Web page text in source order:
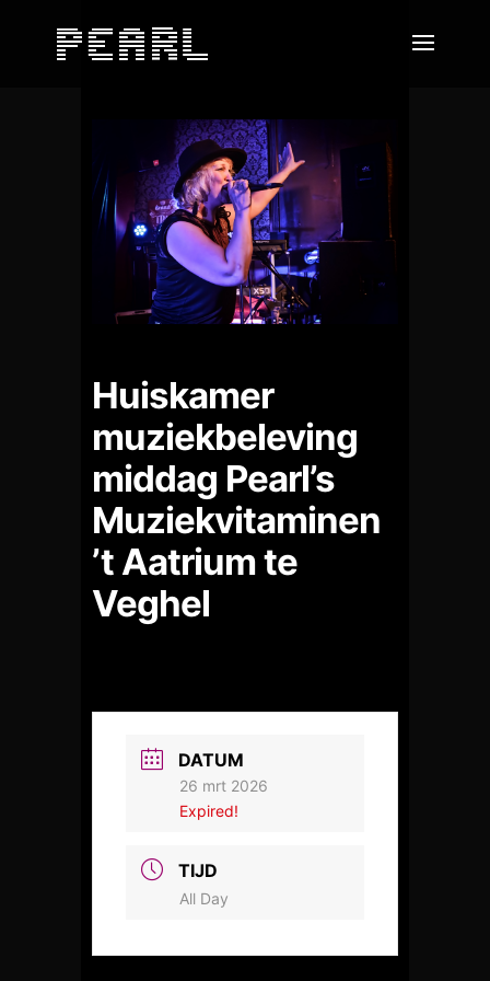
Huiskamer
muziekbeleving
middag Pearl’s
Muziekvitaminen
’t Aatrium te
Veghel
DATUM
26 mrt 2026
Expired!
TIJD
All Day